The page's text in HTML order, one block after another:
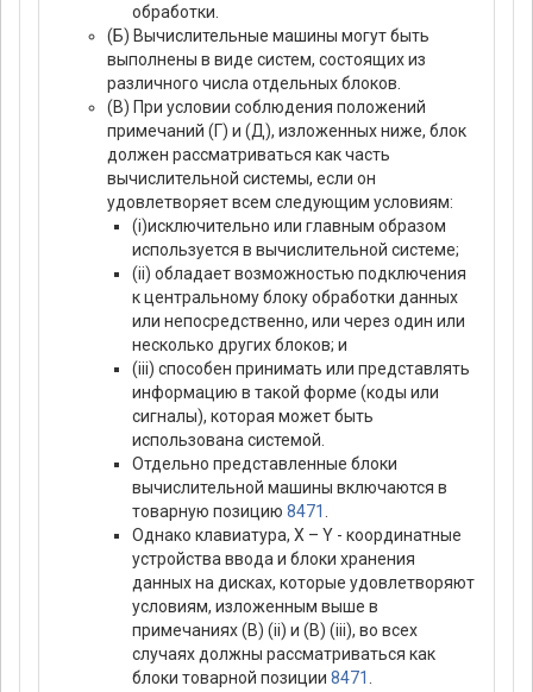
обработки.
(Б) Вычислительные машины могут быть
выполнены в виде систем, состоящих из
различного числа отдельных блоков.
(В) При условии соблюдения положений
примечаний (Г) и (Д), изложенных ниже, блок
должен рассматриваться как часть
вычислительной системы, если он
удовлетворяет всем следующим условиям:
(i)исключительно или главным образом
используется в вычислительной системе;
(ii) обладает возможностью подключения
к центральному блоку обработки данных
или непосредственно, или через один или
несколько других блоков; и
(iii) способен принимать или представлять
информацию в такой форме (коды или
сигналы), которая может быть
использована системой.
Отдельно представленные блоки
вычислительной машины включаются в
товарную позицию 8471
Однако клавиатура, X – Y - координатные
устройства ввода и блоки хранения
данных на дисках, которые удовлетворяют
условиям, изложенным выше в
примечаниях (В) (ii) и (В) (iii), во всех
случаях должны рассматриваться как
блоки товарной позиции 8471